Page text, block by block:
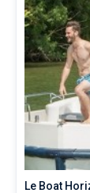
Le Boat